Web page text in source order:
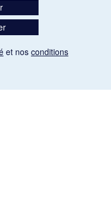
et nos conditions